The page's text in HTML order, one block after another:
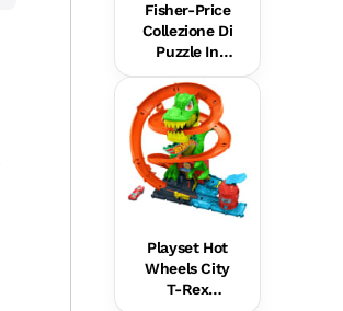
Fisher-Price
Collezione Di
Puzzle In
Legno Per
Bimbi Piccoli
E Bambini In
Età
Prescolare, Il
Modello Può
Variare
Playset Hot
Wheels City
T-Rex